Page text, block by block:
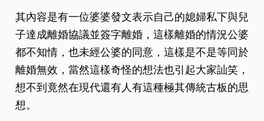
其內容是有一位婆婆發文表示自己的媳婦私下與兒
子達成離婚協議並簽字離婚，這樣離婚的情況公婆
都不知情，也未經公婆的同意，這樣是不是等同於
離婚無效，當然這樣奇怪的想法也引起大家訕笑，
想不到竟然在現代還有人有這種極其傳統古板的思
想。